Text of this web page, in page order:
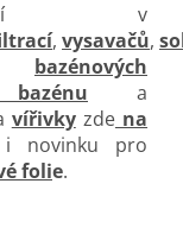
v
, vysavačů,
bazénových
a
vířivkyzdena
i novinku pro
folie.